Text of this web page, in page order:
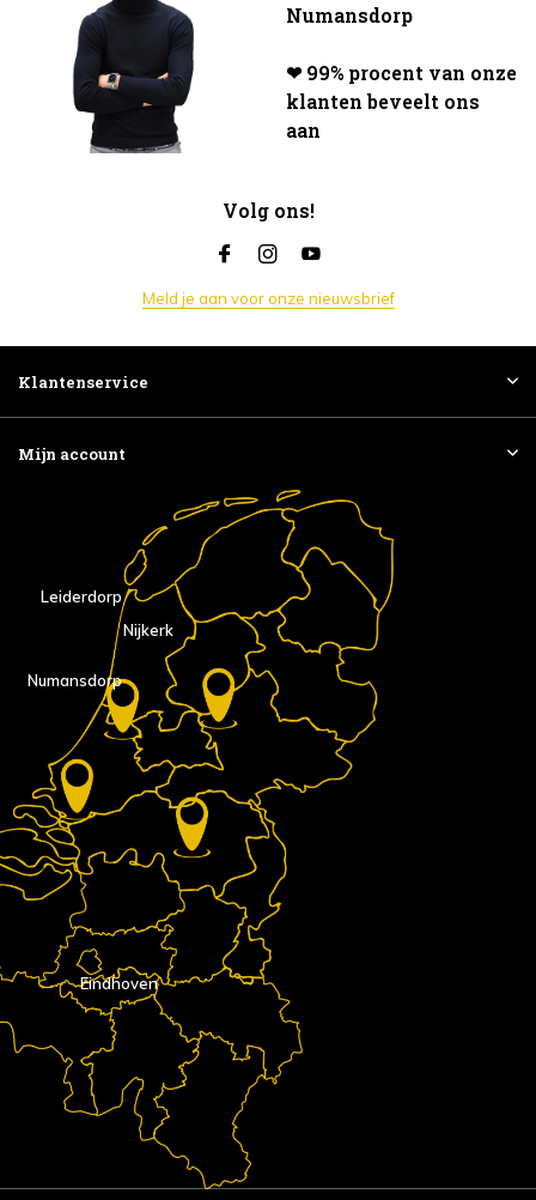
Numansdorp
❤ 99% procent van onze
klanten beveelt ons
aan
Volg ons!
Meld je aan voor onze nieuwsbrief
Klantenservice
Mijn account
Eindhoven
Nijkerk
Numansdorp
Leiderdorp